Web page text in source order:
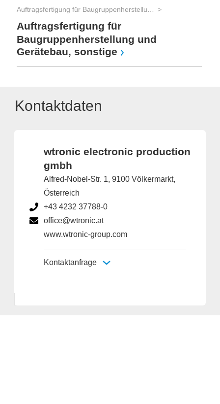
Auftragsfertigung für
Baugruppenherstellung und
Gerätebau, sonstige
Kontaktdaten
wtronic electronic production
gmbh
Alfred-Nobel-Str. 1, 9100 Völkermarkt,
Österreich
+43 4232 37788-0
office@wtronic.at
www.wtronic-group.com
Kontaktanfrage